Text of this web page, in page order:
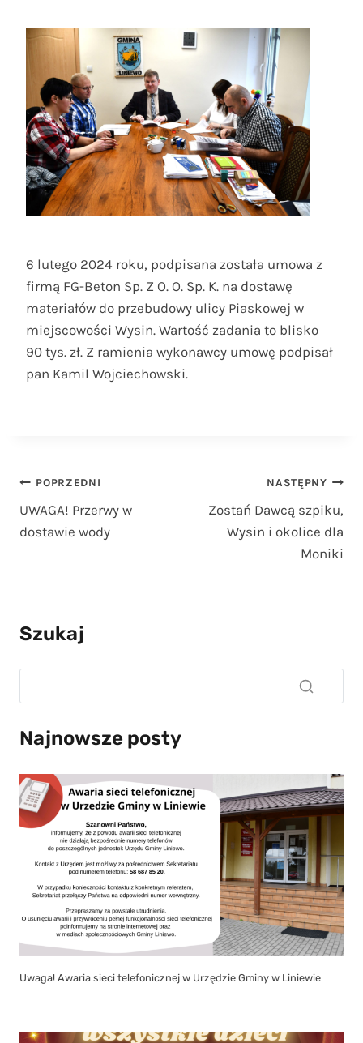
6 lutego 2024 roku, podpisana została umowa z
firmą FG-Beton Sp. Z O. O. Sp. K. na dostawę
materiałów do przebudowy ulicy Piaskowej w
miejscowości Wysin. Wartość zadania to blisko
90 tys. zł. Z ramienia wykonawcy umowę podpisał
pan Kamil Wojciechowski.
Nawigacja
wpisu
POPRZEDNI
UWAGA! Przerwy w
dostawie wody
NASTĘPNY
Zostań Dawcą szpiku,
Wysin i okolice dla
Moniki
Szukaj
Najnowsze posty
Uwaga! Awaria sieci telefonicznej w Urzędzie Gminy w Liniewie